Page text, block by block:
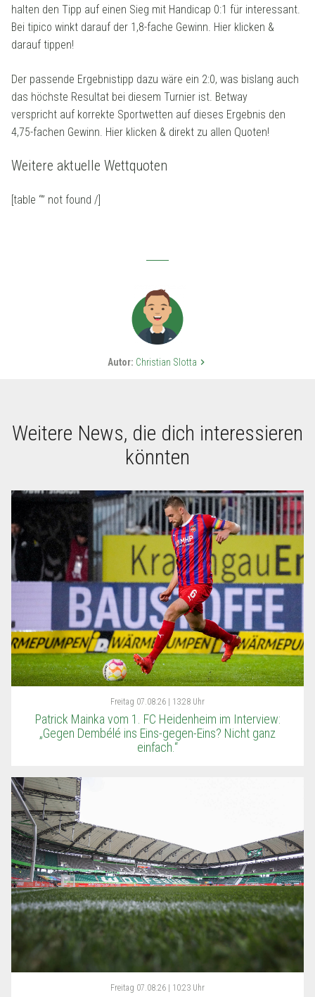
halten den Tipp auf einen Sieg mit Handicap 0:1 für interessant.
Bei tipico winkt darauf der 1,8-fache Gewinn. Hier klicken &
darauf tippen!
Der passende Ergebnistipp dazu wäre ein 2:0, was bislang auch
das höchste Resultat bei diesem Turnier ist. Betway
verspricht auf korrekte Sportwetten auf dieses Ergebnis den
4,75-fachen Gewinn. Hier klicken & direkt zu allen Quoten!
Weitere aktuelle Wettquoten
[table “” not found /]
Autor: Christian Slotta keyboard_arrow_right
Weitere News, die dich interessieren
könnten
Freitag 07.08.26 | 13:28 Uhr
Patrick Mainka vom 1. FC Heidenheim im Interview:
„Gegen Dembélé ins Eins-gegen-Eins? Nicht ganz
einfach.“
Freitag 07.08.26 | 10:23 Uhr